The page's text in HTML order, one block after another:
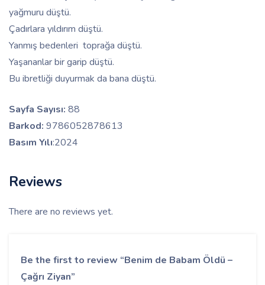
yağmuru düştü.
Çadırlara yıldırım düştü.
Yanmış bedenleri toprağa düştü.
Yaşananlar bir garip düştü.
Bu ibretliği duyurmak da bana düştü.
Sayfa Sayısı: 88
Barkod: 9786052878613
Basım Yılı:2024
Reviews
There are no reviews yet.
Be the first to review “Benim de Babam Öldü –
Çağrı Ziyan”